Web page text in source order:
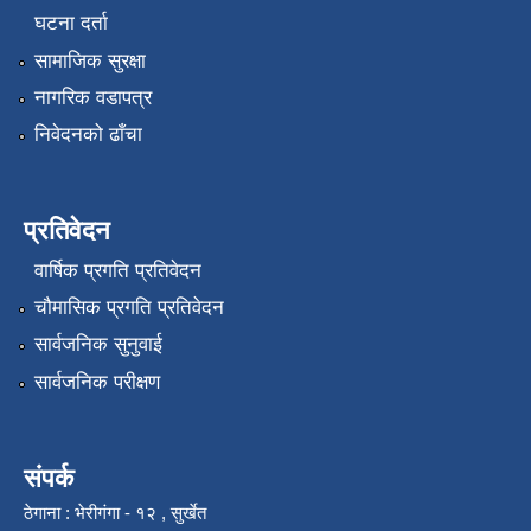
घटना दर्ता
सामाजिक सुरक्षा
नागरिक वडापत्र
निवेदनको ढाँचा
प्रतिवेदन
वार्षिक प्रगति प्रतिवेदन
चौमासिक प्रगति प्रतिवेदन
सार्वजनिक सुनुवाई
सार्वजनिक परीक्षण
संपर्क
ठेगाना : भेरीगंगा - १२ , सुर्खेत